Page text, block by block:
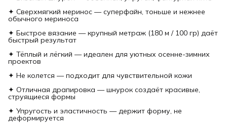
✦ Сверхмягкий меринос — суперфайн, тоньше и нежнее
обычного мериноса
✦ Быстрое вязание — крупный метраж (180 м / 100 гр) даёт
быстрый результат
✦ Тёплый и лёгкий — идеален для уютных осенне-зимних
проектов
✦ Не колется — подходит для чувствительной кожи
✦ Отличная драпировка — шнурок создаёт красивые,
струящиеся формы
✦ Упругость и эластичность — держит форму, не
деформируется